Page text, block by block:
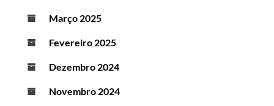
Março 2025
Fevereiro 2025
Dezembro 2024
Novembro 2024